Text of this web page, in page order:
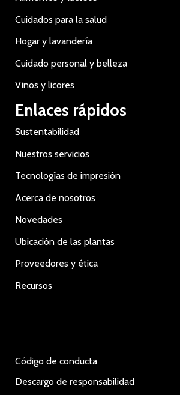
Cuidados para la salud
Hogar y lavandería
Cuidado personal y belleza
Vinos y licores
Enlaces rápidos
Sustentabilidad
Nuestros servicios
Tecnologías de impresión
Acerca de nosotros
Novedades
Ubicación de las plantas
Proveedores y ética
Recursos
Código de conducta
Descargo de responsabilidad